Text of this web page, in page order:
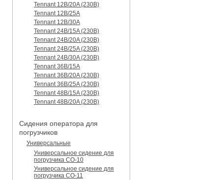
Tennant 12B/20A (230B)
Tennant 12B/25A
Tennant 12B/30A
Tennant 24B/15A (230B)
Tennant 24B/20A (230B)
Tennant 24B/25A (230B)
Tennant 24B/30A (230B)
Tennant 36B/15A
Tennant 36B/20A (230B)
Tennant 36B/25A (230B)
Tennant 48B/15A (230B)
Tennant 48B/20A (230B)
Сидения оператора для
погрузчиков
Универсальные
Универсальное сидение для
погрузчика CO-10
Универсальное сидение для
погрузчика CO-11